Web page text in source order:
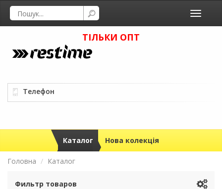
Toggle
ТІЛЬКИ ОПТ
Телефон
Каталог Нова колекція
Головна Каталог
Фильтр товаров